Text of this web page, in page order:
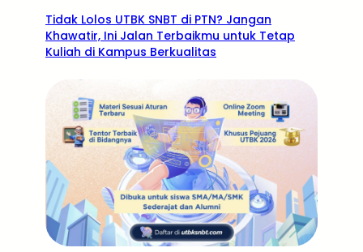
Tidak Lolos UTBK SNBT di PTN? Jangan
Khawatir, Ini Jalan Terbaikmu untuk Tetap
Kuliah di Kampus Berkualitas